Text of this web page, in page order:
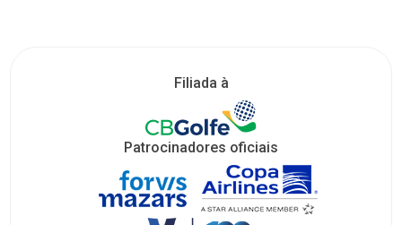
Filiada à
Patrocinadores oficiais